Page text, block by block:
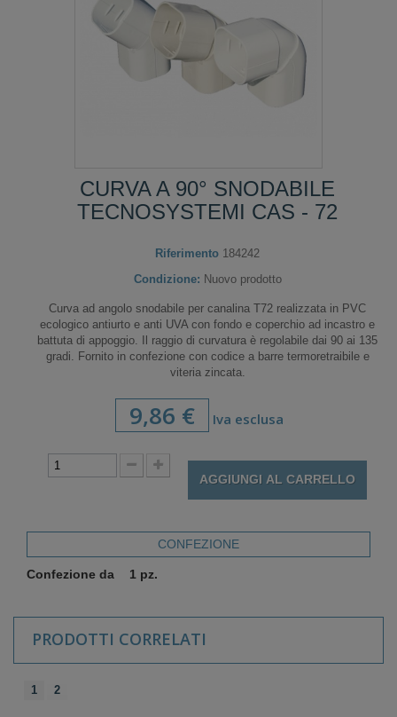
CURVA A 90° SNODABILE
TECNOSYSTEMI CAS - 72
Riferimento 184242
Condizione: Nuovo prodotto
Curva ad angolo snodabile per canalina T72 realizzata in PVC
ecologico antiurto e anti UVA con fondo e coperchio ad incastro e
battuta di appoggio. Il raggio di curvatura è regolabile dai 90 ai 135
gradi. Fornito in confezione con codice a barre termoretraibile e
viteria zincata.
9,86 € Iva esclusa
AGGIUNGI AL CARRELLO
CONFEZIONE
Confezione da 1 pz.
PRODOTTI CORRELATI
1 2